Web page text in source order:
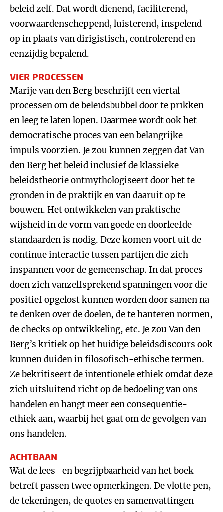
beleid zelf. Dat wordt dienend, faciliterend,
voorwaardenscheppend, luisterend, inspelend
op in plaats van dirigistisch, controlerend en
eenzijdig bepalend.
VIER PROCESSEN
Marije van den Berg beschrijft een viertal
processen om de beleidsbubbel door te prikken
en leeg te laten lopen. Daarmee wordt ook het
democratische proces van een belangrijke
impuls voorzien. Je zou kunnen zeggen dat Van
den Berg het beleid inclusief de klassieke
beleidstheorie ontmythologiseert door het te
gronden in de praktijk en van daaruit op te
bouwen. Het ontwikkelen van praktische
wijsheid in de vorm van goede en doorleefde
standaarden is nodig. Deze komen voort uit de
continue interactie tussen partijen die zich
inspannen voor de gemeenschap. In dat proces
doen zich vanzelfsprekend spanningen voor die
positief opgelost kunnen worden door samen na
te denken over de doelen, de te hanteren normen,
de checks op ontwikkeling, etc. Je zou Van den
Berg’s kritiek op het huidige beleidsdiscours ook
kunnen duiden in filosofisch-ethische termen.
Ze bekritiseert de intentionele ethiek omdat deze
zich uitsluitend richt op de bedoeling van ons
handelen en hangt meer een consequentie-
ethiek aan, waarbij het gaat om de gevolgen van
ons handelen.
ACHTBAAN
Wat de lees- en begrijpbaarheid van het boek
betreft passen twee opmerkingen. De vlotte pen,
de tekeningen, de quotes en samenvattingen